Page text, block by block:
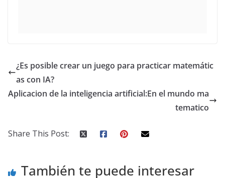
¿Es posible crear un juego para practicar matemátic
as con IA?
Aplicacion de la inteligencia artificial:En el mundo ma
tematico
Share This Post:
También te puede interesar